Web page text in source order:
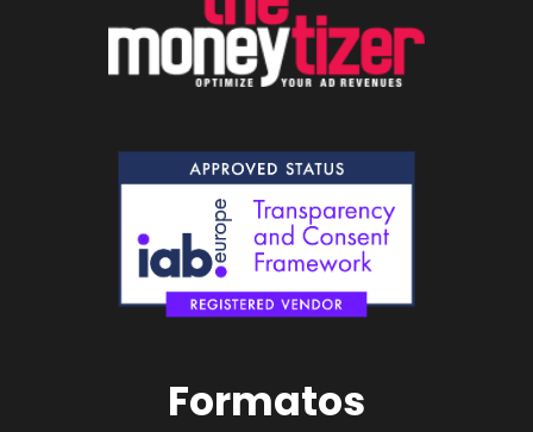
Formatos